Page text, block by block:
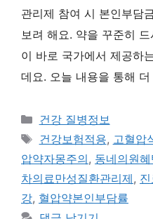
관리제 참여 시 본인부담
보려 해요. 약을 꾸준히
이 바로 국가에서 제공하
데요. 오늘 내용을 통해
카
테
고
리
건강 질병정보
태
그
건강보험적용, 고혈압
압약자몽주의, 동네의원혜
차의료만성질환관리제,
강, 혈압약본인부담률